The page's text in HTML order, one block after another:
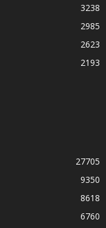
3238
2985
2623
2193
27705
9350
8618
6760